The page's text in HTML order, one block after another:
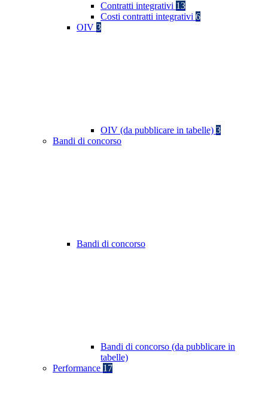
Contratti integrativi 13
Costi contratti integrativi 6
OIV 3
OIV (da pubblicare in tabelle) 3
Bandi di concorso
Bandi di concorso
Bandi di concorso (da pubblicare in
tabelle)
Performance 17